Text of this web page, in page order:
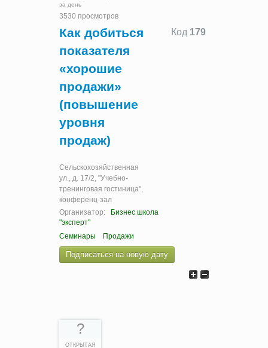
за день
3530 просмотров
Код 179
Как добиться
показателя
«хорошие
продажи»
(повышение
уровня
продаж)
Сельскохозяйственная
ул., д. 17/2, "Учебно-
тренинговая гостиница",
конференц-зал
Организатор:
Бизнес школа
"эксперт"
Семинары
Продажи
Подписаться на новую дату
?
ОТКРЫТАЯ